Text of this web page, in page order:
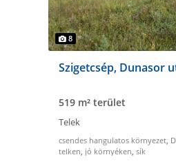
8
Szigetcsép, Dunasor
519 m² terület
Telek
csendes hangulatos környezet,
telken, jó környéken, sík